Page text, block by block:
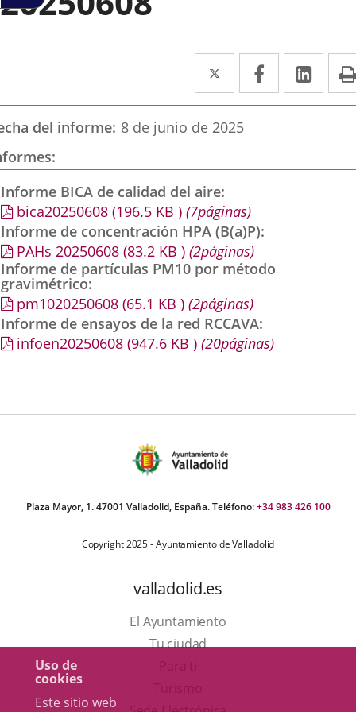
Uso de
cookies
Este sitio web
Twitter
Enlace
a
una
externa.
Facebook
Enlace
a
externa.
a
del informe 8 de junio de 2025
Informe BICA de calidad del aire
bica20250608 (196.5 KB ) (7páginas)
Informe de concentración HPA (B(a)P)
PAHs 20250608 (83.2 KB ) (2páginas)
Informe de partículas PM10 por método
gravimétrico
pm1020250608 (65.1 KB ) (2páginas)
Informe de ensayos de la red RCCAVA
infoen20250608 (947.6 KB ) (20páginas)
Plaza Mayor, 1. 47001 Valladolid, España. Teléfono:+34 983 426 100
Copyright 2025 - Ayuntamiento de Valladolid
valladolid.es
El Ayuntamiento
Tu ciudad